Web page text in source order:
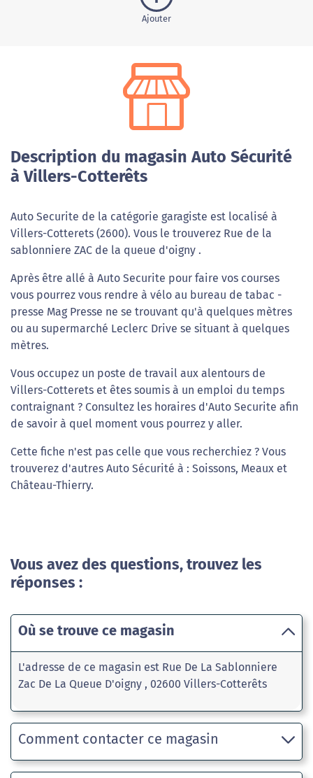
Ajouter
Description du magasin Auto Sécurité
à Villers-Cotterêts
Auto Securite de la catégorie garagiste est localisé à
Villers-Cotterets (2600). Vous le trouverez Rue de la
sablonniere ZAC de la queue d'oigny .
Après être allé à Auto Securite pour faire vos courses
vous pourrez vous rendre à vélo au bureau de tabac -
presse Mag Presse ne se trouvant qu'à quelques mètres
ou au supermarché Leclerc Drive se situant à quelques
mètres.
Vous occupez un poste de travail aux alentours de
Villers-Cotterets et êtes soumis à un emploi du temps
contraignant ? Consultez les horaires d'Auto Securite afin
de savoir à quel moment vous pourrez y aller.
Cette fiche n'est pas celle que vous recherchiez ? Vous
trouverez d'autres Auto Sécurité à : Soissons, Meaux et
Château-Thierry.
Vous avez des questions, trouvez les
réponses :
Où se trouve ce magasin
L'adresse de ce magasin est Rue De La Sablonniere
Zac De La Queue D'oigny , 02600 Villers-Cotterêts
Comment contacter ce magasin